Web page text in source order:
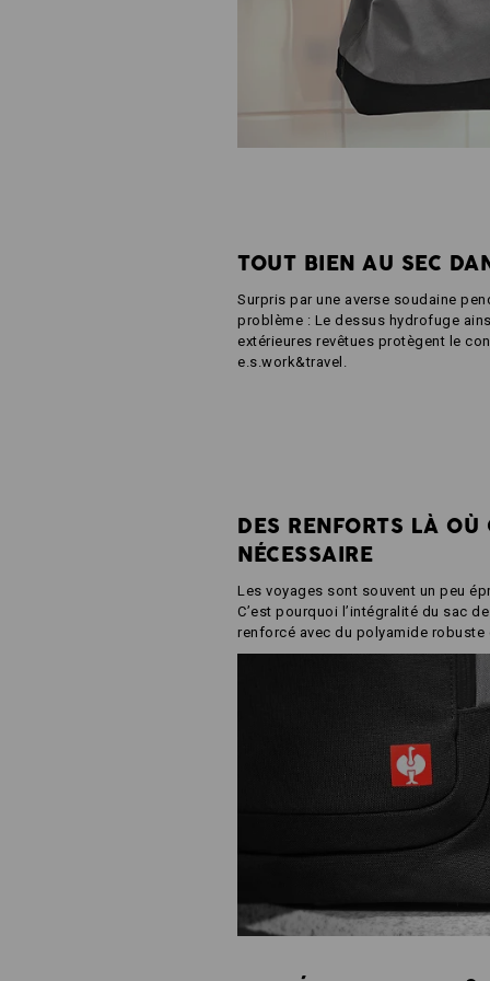
TOUT BIEN AU SEC
Surpris par une averse soudaine
problème : Le dessus hydrofuge
extérieures revêtues protègent le
e.s.work&travel.
DES RENFORTS LÀ OÙ
NÉCESSAIRE
Les voyages sont souvent un peu
C’est pourquoi l’intégralité du sac
renforcé avec du polyamide robuste